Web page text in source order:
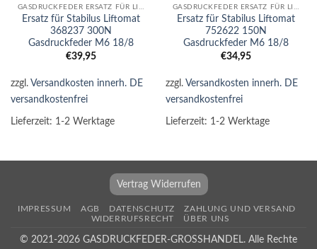
GASDRUCKFEDER ERSATZ FÜR LIFTOMAT
Ersatz für Stabilus Liftomat
368237 300N
Gasdruckfeder M6 18/8
€39,95
zzgl. Versandkosten innerh. DE
versandkostenfrei
Lieferzeit: 1-2 Werktage
GASDRUCKFEDER ERSATZ FÜR LIFTOMAT
Ersatz für Stabilus Liftomat
752622 150N
Gasdruckfeder M6 18/8
€34,95
zzgl. Versandkosten innerh. DE
versandkostenfrei
Lieferzeit: 1-2 Werktage
Vertrag Widerrufen
IMPRESSUM AGB DATENSCHUTZ
ZAHLUNG UND VERSAND
WIDERRUFSRECHT
ÜBER UNS
© 2021-2026 GASDRUCKFEDER-GROSSHANDEL. Alle Rechte